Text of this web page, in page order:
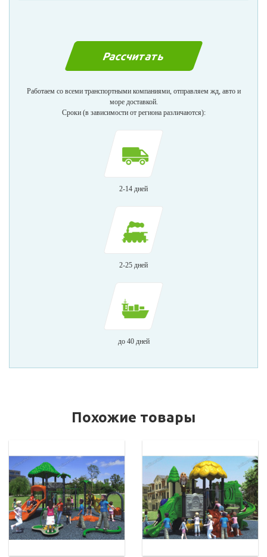
Работаем со всеми транспортными компаниями, отправляем жд, авто и
море доставкой.
Сроки (в зависимости от региона различаются):
2-14 дней
2-25 дней
до 40 дней
Похожие товары